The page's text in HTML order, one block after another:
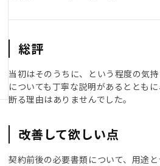
総評
当初はそのうちに、という程度の気
についても丁寧な説明があるととも
断る理由はありませんでした。
改善して欲しい点
契約前後の必要書類について、用途